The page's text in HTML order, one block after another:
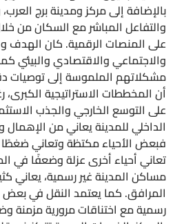
بالإضافة إلى مركز ومدينة برج
والتفاعل المباشر مع السكان من
على المنصات الرقمية. كان الهدف
والاجتماعي والاقتصادي والبيئي
مشكلاتهم الملموسة إلى توصيات
أن المخططات الاستراتيجية الكبرى،
على التوسع الخارجي والجذب
الداخلي للمدينة يعاني من الإهمال
فبعض الأحياء مكتظة وتعاني
تعاني أحياء أخرى عزلة وضعفًا في
مساكن المدينة غير رسمية، يعاني
المرافق. كما يعتمد النقل في بعض
رسمية مع اختناقات مرورية مزمنة